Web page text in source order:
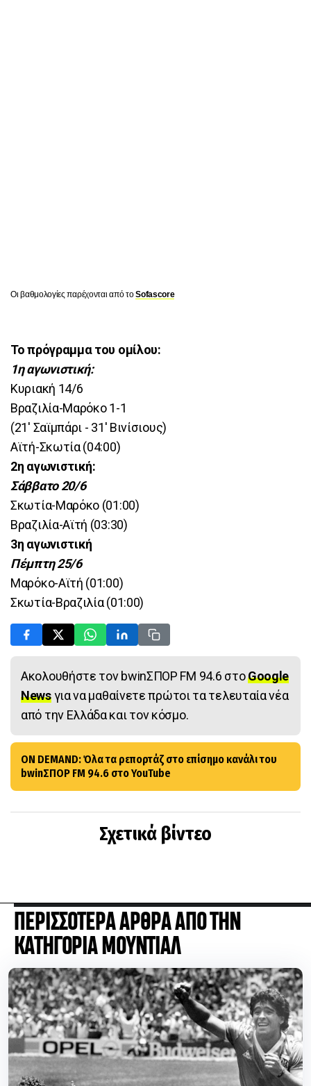
Οι βαθμολογίες παρέχονται από τοSofascore
Το πρόγραμμα του ομίλου:
1η αγωνιστική:
Κυριακή 14/6
Βραζιλία-Μαρόκο 1-1
(21' Σαϊμπάρι - 31' Βινίσιους)
Αϊτή-Σκωτία (04:00)
2η αγωνιστική:
Σάββατο 20/6
Σκωτία-Μαρόκο (01:00)
Βραζιλία-Αϊτή (03:30)
3η αγωνιστική
Πέμπτη 25/6
Μαρόκο-Αϊτή (01:00)
Σκωτία-Βραζιλία (01:00)
Ακολουθήστε τον bwinΣΠΟΡ FM 94.6 στοGoogle
Newsγια να μαθαίνετε πρώτοι τα τελευταία νέα
από την Ελλάδα και τον κόσμο.
ON DEMAND: Όλα τα ρεπορτάζ στο επίσημο κανάλι του
bwinΣΠΟΡ FM 94.6 στο YouTube
Σχετικά βίντεο
ΠΕΡΙΣΣΟΤΕΡΑ ΑΡΘΡΑ ΑΠΟ ΤΗΝ
ΚΑΤΗΓΟΡΙΑ ΜΟΥΝΤΙΑΛ